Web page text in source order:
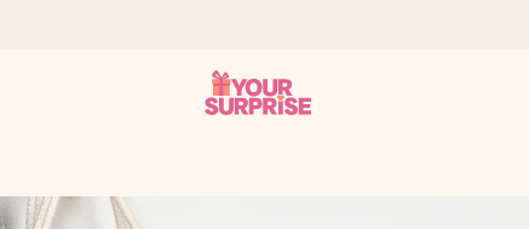
– damit du es genau zum richtigen Zeitpunkt überreichen